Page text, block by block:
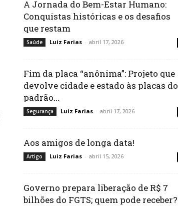
A Jornada do Bem-Estar Humano:
Conquistas históricas e os desafios
que restam
Saúde Luiz Farias - abril 17, 2026
Fim da placa “anônima”: Projeto que
devolve cidade e estado às placas do
padrão...
Segurança Luiz Farias - abril 17, 2026
Aos amigos de longa data!
Artigo Luiz Farias - abril 15, 2026
Governo prepara liberação de R$ 7
bilhões do FGTS; quem pode receber?